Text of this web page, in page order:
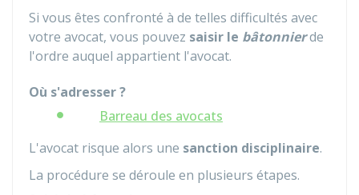
Si vous êtes confronté à de telles difficultés avec
votre avocat, vous pouvez saisir le bâtonnierde
l'ordre auquel appartient l'avocat.
Où s'adresser ?
Barreau des avocats
L'avocat risque alors une sanction disciplinaire.
La procédure se déroule en plusieurs étapes.